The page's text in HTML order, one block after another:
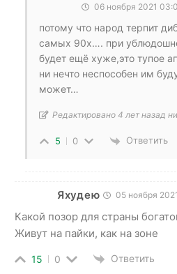
06 ноября 2021
потому что народ терпит
самых 90х…. при
будет ещё хуже,это тупое
ни нечто неспособен им
может…
Редактировано 4 лет назад
5 0 Ответить
Яхудею 05 ноября
Какой позор для страны
Живут на пайки, как на зоне
15 0 Ответить